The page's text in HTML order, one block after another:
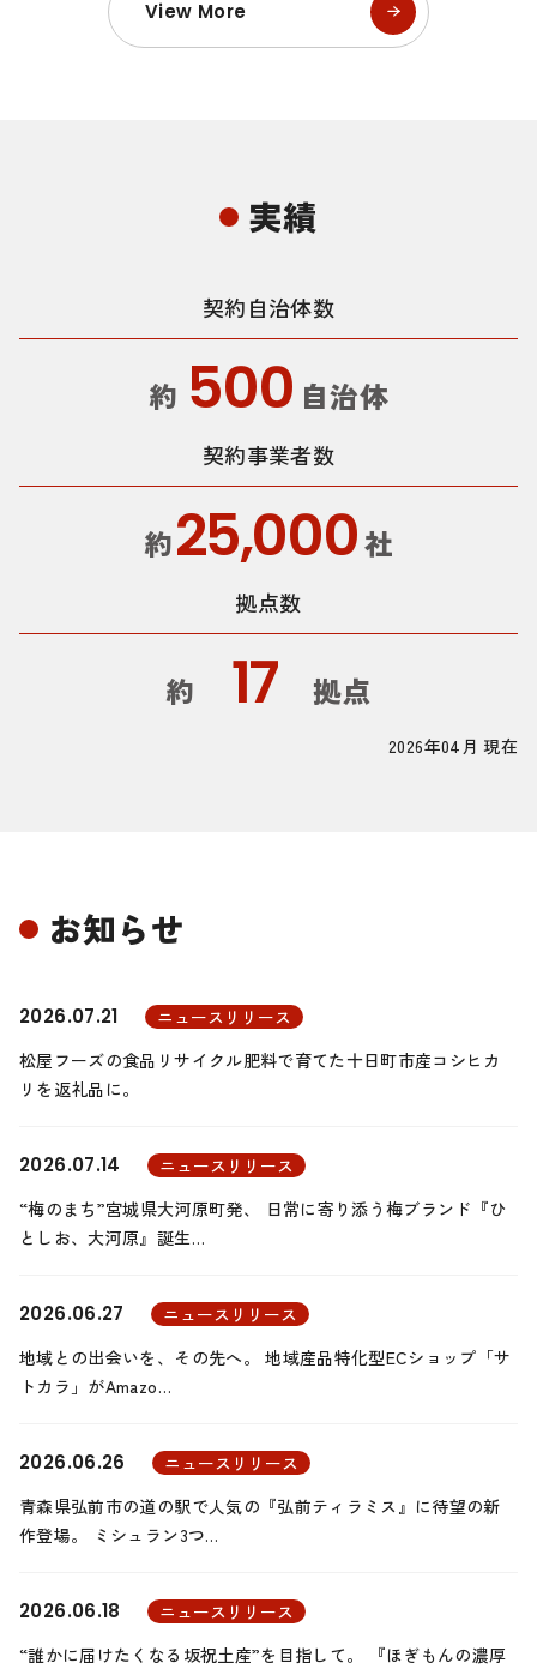
View More
実績
契約自治体数
約 500 自治体
契約事業者数
約25,000社
拠点数
約 17 拠点
2026年04月 現在
お知らせ
2026.07.21
ニュースリリース
松屋フーズの食品リサイクル肥料で育てた十日町市産コシヒカ
リを返礼品に。
2026.07.14
ニュースリリース
“梅のまち”宮城県大河原町発、 日常に寄り添う梅ブランド『ひ
としお、大河原』誕生…
2026.06.27
ニュースリリース
地域との出会いを、その先へ。 地域産品特化型ECショップ「サ
トカラ」がAmazo…
2026.06.26
ニュースリリース
青森県弘前市の道の駅で人気の『弘前ティラミス』に待望の新
作登場。 ミシュラン3つ…
2026.06.18
ニュースリリース
“誰かに届けたくなる坂祝土産”を目指して。 『ほぎもんの濃厚